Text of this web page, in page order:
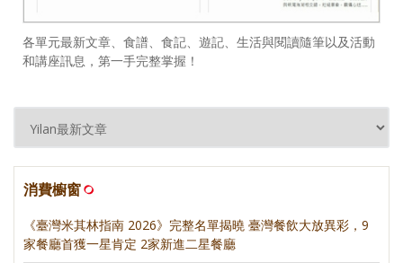
各單元最新文章、食譜、食記、遊記、生活與閱讀隨筆以及活動
和講座訊息，第一手完整掌握！
消費櫥窗
《臺灣米其林指南 2026》完整名單揭曉 臺灣餐飲大放異彩，9
家餐廳首獲一星肯定 2家新進二星餐廳